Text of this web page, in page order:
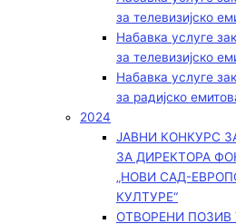
за телевизијско
Набавка услуге
за телевизијско
Набавка услуге
за радијско
2024
ЈАВНИ КОНКУРС
ЗА ДИРЕКТОРА
„НОВИ САД-
КУЛТУРЕ“
ОТВОРЕНИ